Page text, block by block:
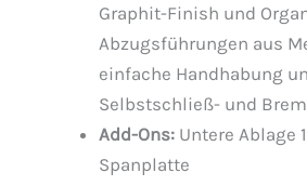
Graphit-Finish und
Abzugsführungen aus
einfache Handhabung
Selbstschließ- und
Add-Ons: Untere Ablage
Spanplatte